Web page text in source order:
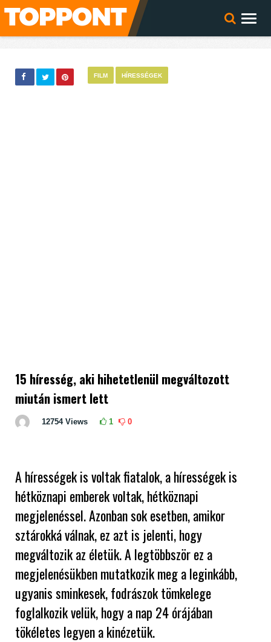
FILM HÍRESSÉGEK
15 híresség, aki hihetetlenül megváltozott
miután ismert lett
12754 Views 1 0
A hírességek is voltak fiatalok, a hírességek is
hétköznapi emberek voltak, hétköznapi
megjelenéssel. Azonban sok esetben, amikor
sztárokká válnak, ez azt is jelenti, hogy
megváltozik az életük. A legtöbbször ez a
megjelenésükben mutatkozik meg a leginkább,
ugyanis sminkesek, fodrászok tömkelege
foglalkozik velük, hogy a nap 24 órájában
tökéletes legyen a kinézetük.